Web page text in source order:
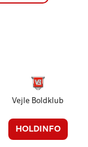
Vejle Boldklub
HOLDINFO